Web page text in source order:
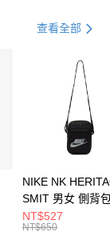
21家銀行
查看全部
NIKE NK
SMIT 男女 側背
BA5871010
NT$527
NT$650